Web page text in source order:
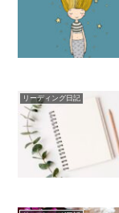
リーディング日記